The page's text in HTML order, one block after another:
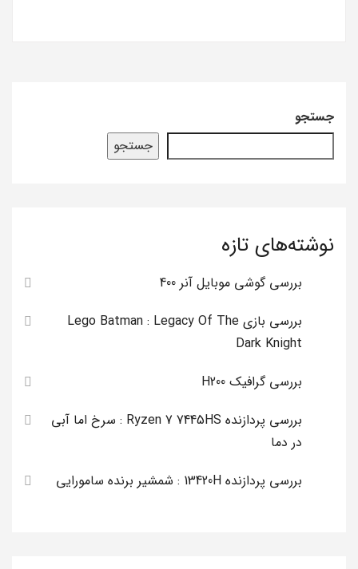
جستجو
جستجو
نوشته‌های تازه
بررسی گوشی موبایل آنر 400
بررسی بازی Lego Batman : Legacy Of The
Dark Knight
بررسی گرافیک H200
بررسی پردازنده Ryzen 7 7445HS : سرخ اما آبی
در دما
بررسی پردازنده 13420H : شمشیر برنده سامورایی